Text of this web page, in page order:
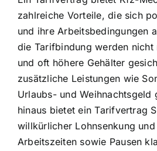
zahlreiche Vorteile, die sich
und ihre Arbeitsbedingungen
die Tarifbindung werden nicht
und oft höhere Gehälter
zusätzliche Leistungen wie
Urlaubs- und Weihnachtsgeld
hinaus bietet ein Tarifvertrag
willkürlicher Lohnsenkung
Arbeitszeiten sowie Pausen